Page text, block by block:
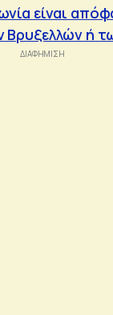
είναι
Βρυξελλών ή